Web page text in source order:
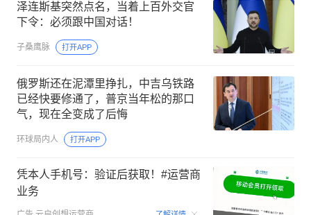
泽连斯基突然点名，当着上百外交官
下令：必须跟中国对话！
子桑鹰脉 打开APP
俄罗斯还在泥潭里挣扎，中吉乌铁路
已经快要修通了，普京当年松的那口
气，现在全变成了后悔
环球局内人 打开APP
凭本人手机号：验证后获取！#运营商
业务
00:15